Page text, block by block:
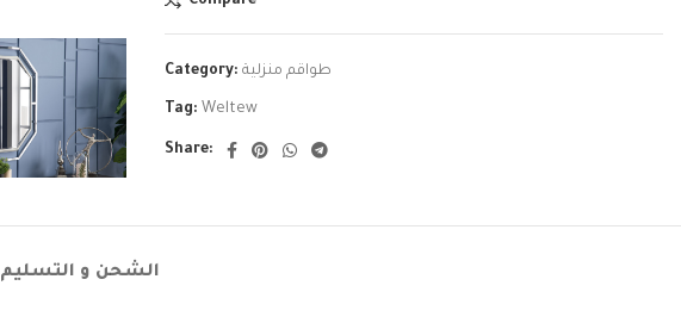
Category: طواقم منزلية
Tag: Weltew
Share:
الشحن و التسليم